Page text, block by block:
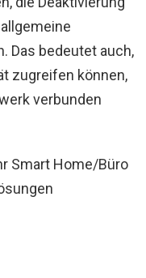
Das bedeutet auch,
zugreifen können,
verbunden
Smart Home/Büro